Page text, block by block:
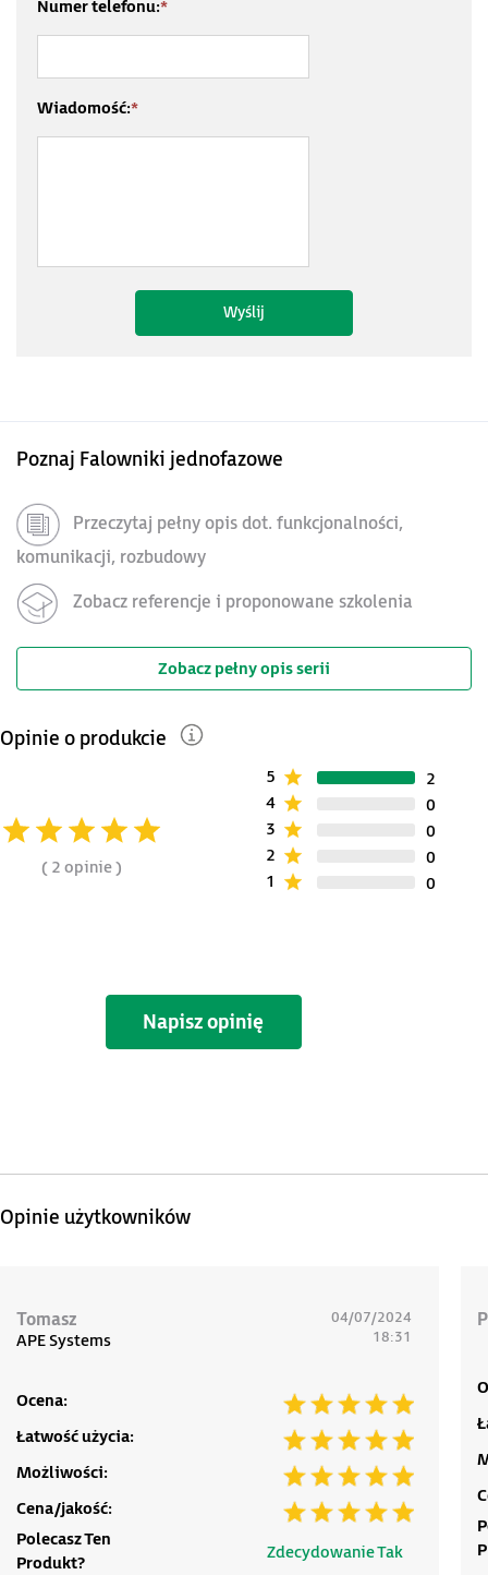
Numer telefonu:*
Wiadomość:*
Poznaj Falowniki jednofazowe
Przeczytaj pełny opis dot. funkcjonalności,
komunikacji, rozbudowy
Zobacz referencje i proponowane szkolenia
Zobacz pełny opis serii
Opinie o produkcie
2 opinie
Napisz opinię
5
2
4
0
3
0
2
0
1
0
Opinie użytkowników
Tomasz
APE Systems
04/07/2024
18:31
Ocena:
Łatwość użycia:
Możliwości:
Cena/jakość:
Polecasz Ten
Produkt?
Zdecydowanie Tak